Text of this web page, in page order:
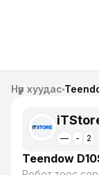
Нүүр хуудас
— - 2
Teendow